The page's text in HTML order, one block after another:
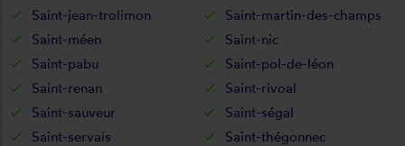
Saint-jean-trolimon
Saint-martin-des-champs
Saint-méen
Saint-nic
Saint-pabu
Saint-pol-de-léon
Saint-renan
Saint-rivoal
Saint-sauveur
Saint-ségal
Saint-servais
Saint-thégonnec